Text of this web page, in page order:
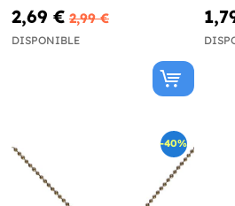
2,69 € 2,99 €
DISPONIBLE
-40%